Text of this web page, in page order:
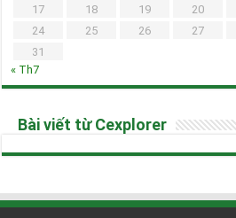
17
18 19 20
24
25 26 27
31
« Th7
Bài viết từ Cexplorer